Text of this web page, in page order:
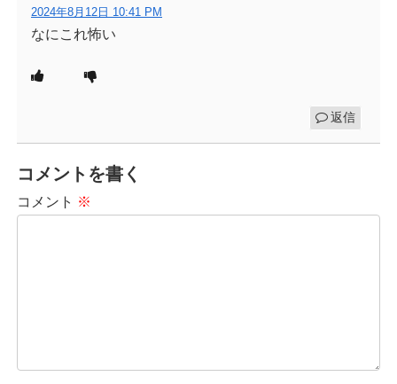
2024年8月12日 10:41 PM
なにこれ怖い
返信
コメントを書く
コメント ※